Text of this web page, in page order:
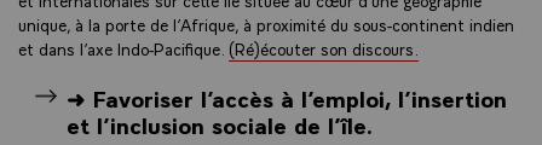
unique, à la porte de l’Afrique, à proximité du sous-continent indien
et dans l’axe Indo-Pacifique. (Ré)écouter son discours.
➜ Favoriser l’accès à l’emploi, l’insertion
et l’inclusion sociale de l’île.